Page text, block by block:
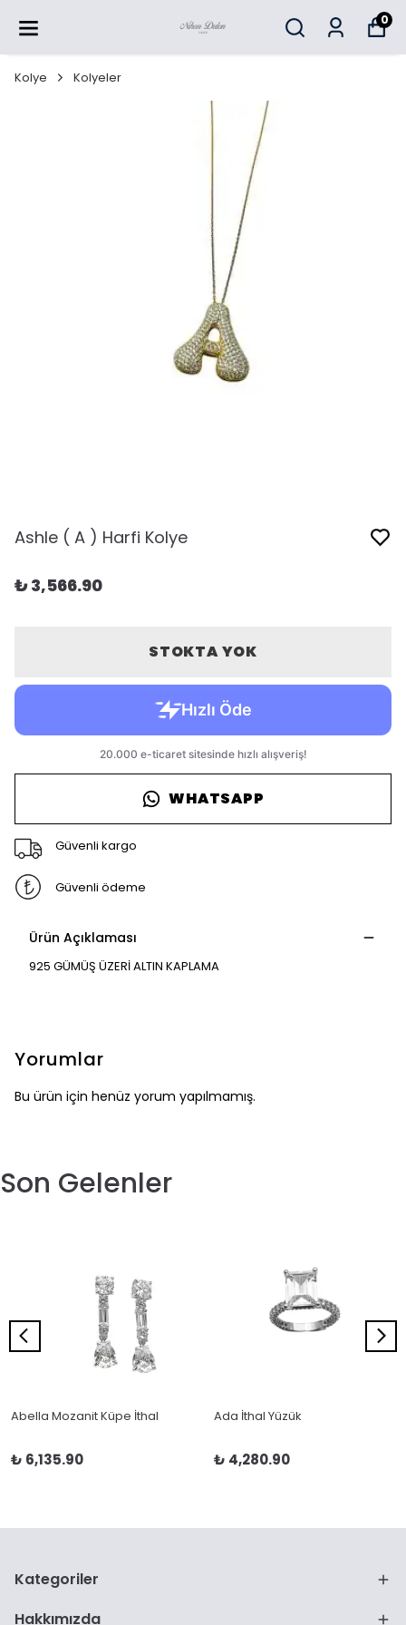
0
Kolye Kolyeler
Ashle ( A ) Harfi Kolye
₺ 3,566.90
STOKTA YOK
WHATSAPP
Güvenli kargo
Güvenli ödeme
Ürün Açıklaması
925 GÜMÜŞ ÜZERİ ALTIN KAPLAMA
Yorumlar
Bu ürün için henüz yorum yapılmamış.
Son Gelenler
Abella Mozanit Küpe İthal
₺ 6,135.90
Ada İthal Yüzük
₺ 4,280.90
Kategoriler
Hakkımızda